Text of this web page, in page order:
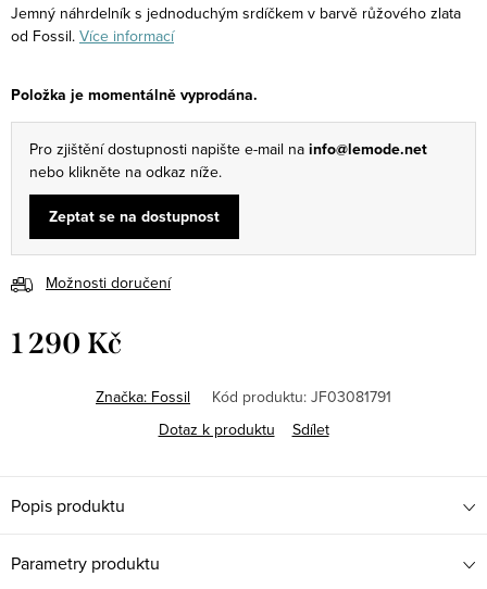
Jemný náhrdelník s jednoduchým srdíčkem v barvě růžového zlata
od Fossil. Více informací
Položka je momentálně vyprodána.
Pro zjištění dostupnosti napište e-mail na info@lemode.net
nebo klikněte na odkaz níže.
Zeptat se na dostupnost
Možnosti doručení
1 290 Kč
Značka: Fossil Kód produktu: JF03081791
Dotaz k produktu
Sdílet
Popis produktu
Parametry produktu